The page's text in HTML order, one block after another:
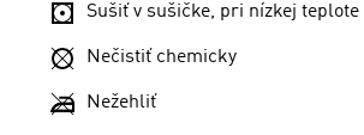
Sušiť v sušičke, pri nízkej teplote
Nečistiť chemicky
Nežehliť